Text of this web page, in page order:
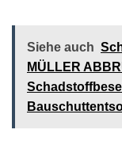
Siehe auch
MÜLLER